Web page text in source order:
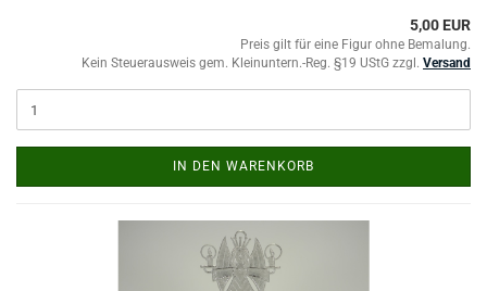
5,00 EUR
Preis gilt für eine Figur ohne Bemalung.
Kein Steuerausweis gem. Kleinuntern.-Reg. §19 UStG zzgl. Versand
IN DEN WARENKORB